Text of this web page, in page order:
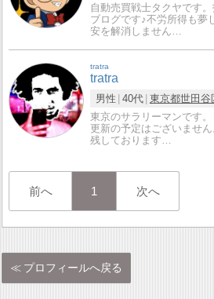
自動売買戦士タクヤです
ブログです♪不労所得も夢
安を解消しません…
tratra
tratra
男性 40代 東京都世田谷
東京のサラリーマンです
更新の予定はございませ
残しております…
前へ 1 次へ
プロフィールへ戻る